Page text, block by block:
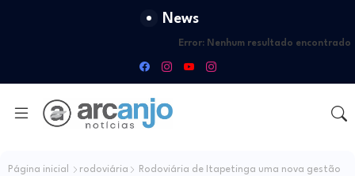
News
Error: Nenhum resultado encontrado
Página inicial rodoviária
Rodoviária de Itapetinga uma nova gestão